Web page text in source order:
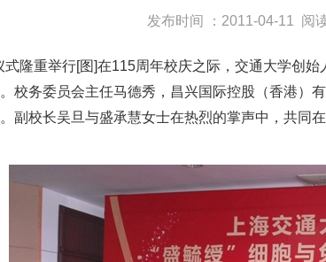
发布时间 ：2011-04-11 阅
隆重举行[图]在115周年校庆之际，交通大学创始
校务委员会主任马德秀，昌兴国际控股（香港）
副校长吴旦与盛承慧女士在热烈的掌声中，共同在